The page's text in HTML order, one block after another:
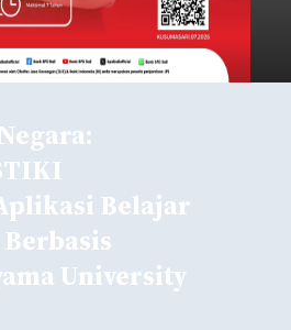
Belajar
University